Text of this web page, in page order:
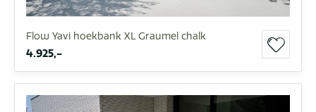
Flow Yavi hoekbank XL Graumel chalk
4.925,-